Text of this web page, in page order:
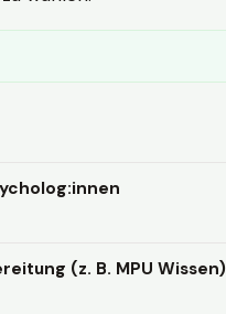
(z. B. MPU Wissen)